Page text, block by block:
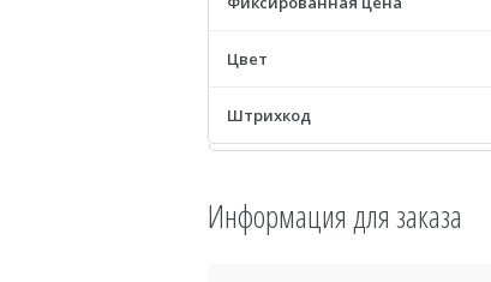
Цвет
Штрихкод
Информация для заказа